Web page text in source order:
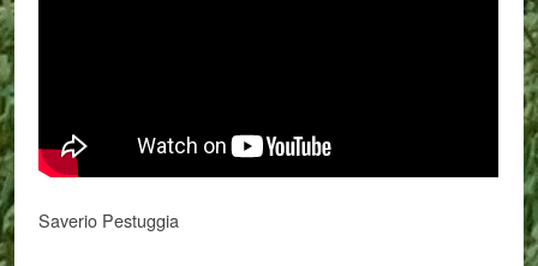
Saverio Pestuggia